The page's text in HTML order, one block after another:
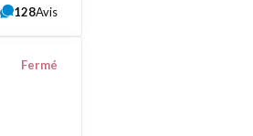
128Avis
Fermé